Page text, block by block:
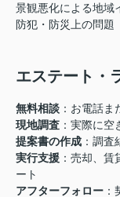
景観悪化による地域
防犯・防災上の問題
エステート・
無料相談 ：お電話
現地調査 ：実際に
提案書の作成 ：調
実行支援 ：売却、
ート
アフターフォロー